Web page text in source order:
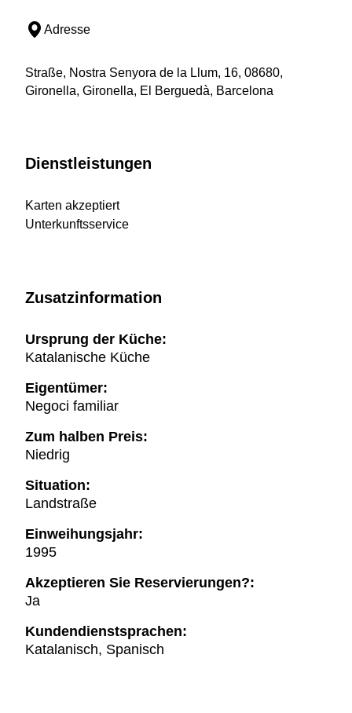
Adresse
Straße, Nostra Senyora de la Llum, 16, 08680,
Gironella, Gironella, El Berguedà, Barcelona
Dienstleistungen
Karten akzeptiert
Unterkunftsservice
Zusatzinformation
Ursprung der Küche:
Katalanische Küche
Eigentümer:
Negoci familiar
Zum halben Preis:
Niedrig
Situation:
Landstraße
Einweihungsjahr:
1995
Akzeptieren Sie Reservierungen?:
Ja
Kundendienstsprachen:
Katalanisch, Spanisch